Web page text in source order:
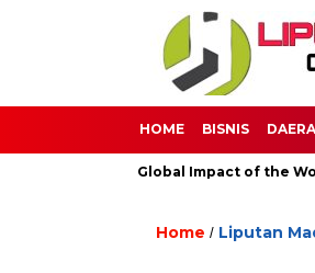
HOME BISNIS
The Global Impact of the World Cup
Home / Liputan